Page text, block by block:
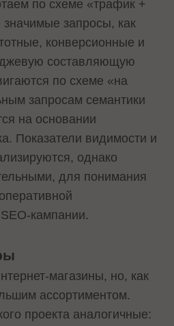
по схеме «трафик +
запросы, как
конверсионные и
составляющую
по схеме «на
запросам семантики
на основании
Показатели видимости и
однако
для понимания
кампании.
магазины, но, как
ассортиментом.
проекта аналогичные: